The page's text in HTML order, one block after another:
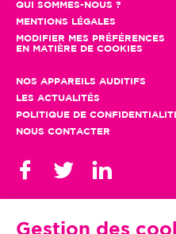
Gestion des
QUI SOMMES-NOUS ?
MENTIONS LÉGALES
MODIFIER MES PRÉFÉRENCES
EN MATIÈRE DE COOKIES
NOS APPAREILS AUDITIFS
LES ACTUALITÉS
POLITIQUE DE
NOUS CONTACTER